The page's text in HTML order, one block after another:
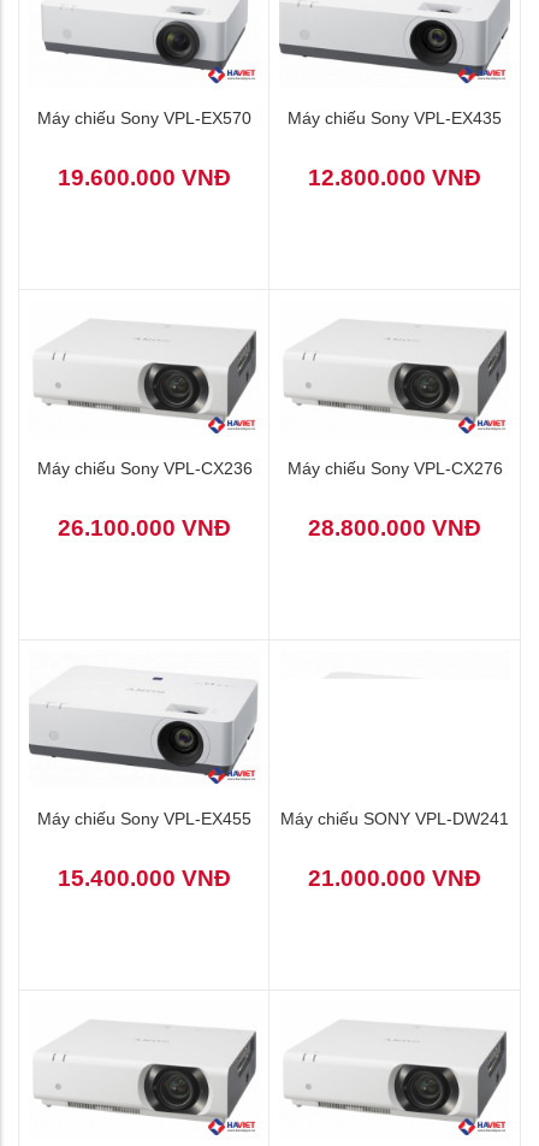
Máy chiếu Sony VPL-EX570
19.600.000 VNĐ
Máy chiếu Sony VPL-EX435
12.800.000 VNĐ
Máy chiếu Sony VPL-CX236
26.100.000 VNĐ
Máy chiếu Sony VPL-CX276
28.800.000 VNĐ
Máy chiếu Sony VPL-EX455
15.400.000 VNĐ
Máy chiếu SONY VPL-DW241
21.000.000 VNĐ